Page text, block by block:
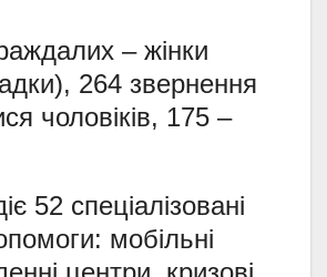
– жінки
264 звернення
чоловіків, 175 –
52 спеціалізовані
мобільні